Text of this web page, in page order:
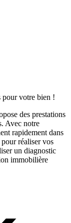
pour votre bien !
des prestations
Avec notre
rapidement dans
réaliser vos
un diagnostic
immobilière